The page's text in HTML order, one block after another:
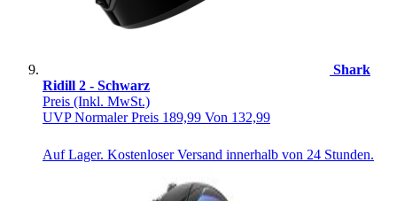
Shark
Ridill 2 - Schwarz
Preis (Inkl. MwSt.)
UVPNormaler Preis 189,99 Von 132,99
Auf Lager. Kostenloser Versand innerhalb von 24 Stunden.